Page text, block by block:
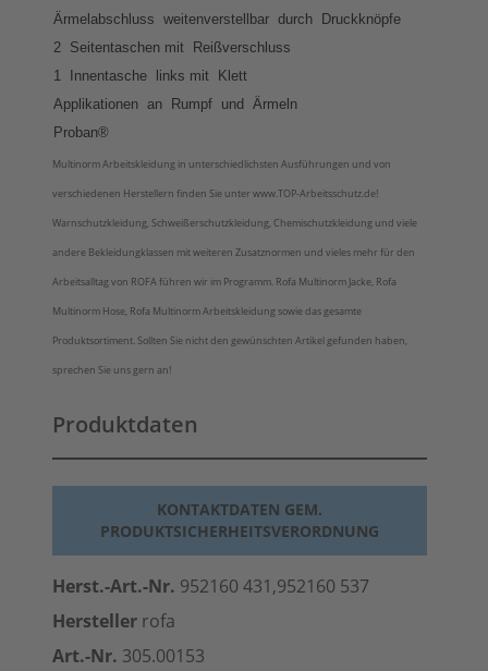
Ärmelabschluss weitenverstellbar durch Druckknöpfe
2 Seitentaschen mit Reißverschluss
1 Innentasche links mit Klett
Applikationen an Rumpf und Ärmeln
Proban®
Multinorm Arbeitskleidung in unterschiedlichsten Ausführungen und von
verschiedenen Herstellern finden Sie unter www.TOP-Arbeitsschutz.de!
Warnschutzkleidung, Schweißerschutzkleidung, Chemischutzkleidung und viele
andere Bekleidungklassen mit weiteren Zusatznormen und vieles mehr für den
Arbeitsalltag von ROFA führen wir im Programm. Rofa Multinorm Jacke, Rofa
Multinorm Hose, Rofa Multinorm Arbeitskleidung sowie das gesamte
Produktsortiment. Sollten Sie nicht den gewünschten Artikel gefunden haben,
sprechen Sie uns gern an!
Produktdaten
KONTAKTDATEN GEM.
PRODUKTSICHERHEITSVERORDNUNG
Herst.-Art.-Nr. 952160 431,952160 537
Hersteller rofa
Art.-Nr. 305.00153